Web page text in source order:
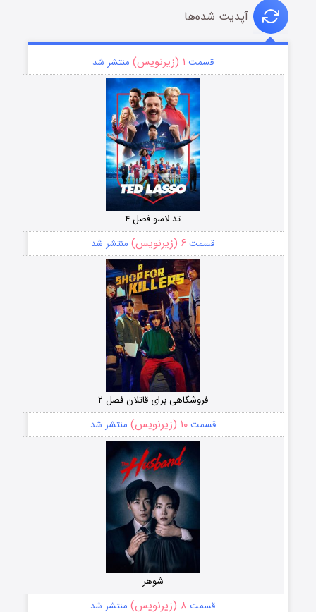
آپدیت شده‌ها
قسمت ۱ (زیرنویس) منتشر شد
تد لاسو فصل ۴
قسمت ۶ (زیرنویس) منتشر شد
فروشگاهی برای قاتلان فصل ۲
قسمت۱۰ (زیرنویس) منتشر شد
شوهر
قسمت ۸ (زیرنویس) منتشر شد